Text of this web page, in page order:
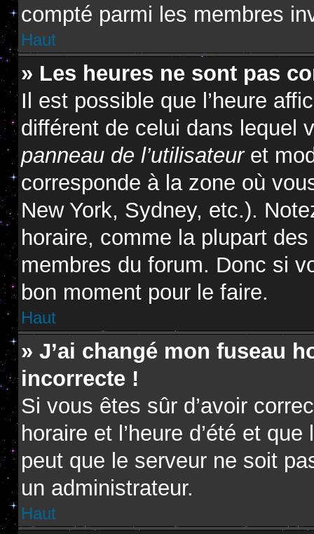
compté parmi les membres
Haut
» Les heures ne sont pas
Il est possible que l’heure
différent de celui dans lequel
panneau de l’utilisateuret
corresponde à la zone où
New York, Sydney, etc.).
horaire, comme la plupart
membres du forum. Donc si
bon moment pour le faire.
Haut
» J’ai changé mon fuseau
incorrecte !
Si vous êtes sûr d’avoir
horaire et l’heure d’été et
peut que le serveur ne soit
un administrateur.
Haut